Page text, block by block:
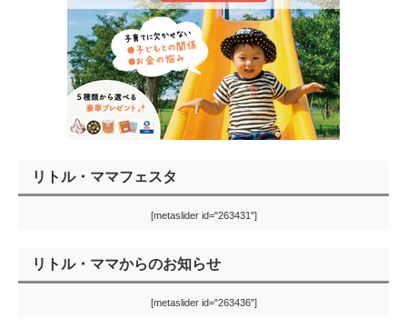
リトル・ママフェスタ
[metaslider id="263431"]
リトル・ママからのお知らせ
[metaslider id="263436"]